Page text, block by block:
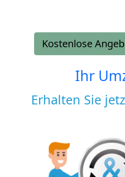
Kostenlose
Ihr
Erhalten Sie